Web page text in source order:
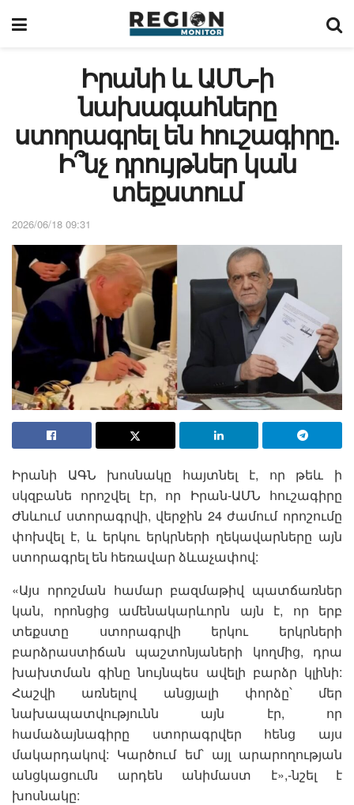
Իրանի և ԱՄՆ-ի
նախագահները
ստորագրել են հուշագիրը.
Ի՞նչ դրույթներ կան
տեքստում
2026/06/18 09:31
Իրանի ԱԳՆ խոսնակը հայտնել է, որ թեև ի
սկզբանե որոշվել էր, որ Իրան-ԱՄՆ հուշագիրը
Ժնևում ստորագրվի, վերջին 24 ժամում որոշումը
փոխվել է, և երկու երկրների ղեկավարները այն
ստորագրել են հեռավար ձևաչափով:
«Այս որոշման համար բազմաթիվ պատճառներ
կան, որոնցից ամենակարևորն այն է, որ երբ
տեքստը ստորագրվի երկու երկրների
բարձրաստիճան պաշտոնյաների կողմից, դրա
խախտման գինը նույնպես ավելի բարձր կլինի:
Հաշվի առնելով անցյալի փորձը՝ մեր
նախապատվությունն այն էր, որ
համաձայնագիրը ստորագրվեր հենց այս
մակարդակով: Կարծում եմ՝ այլ արարողության
անցկացումն արդեն անիմաստ է»,-նշել է
խոսնակը: